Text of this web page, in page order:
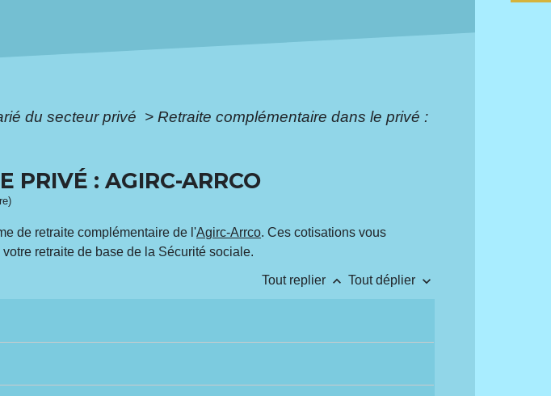
du secteur privé > Retraite complémentaire dans le privé :
PRIVÉ : AGIRC-ARRCO
de retraite complémentaire de l'Agirc-Arrco. Ces cotisations vous
retraite de base de la Sécurité sociale.
Tout replier keyboard_arrow_up Tout déplier keyboard_arrow_down